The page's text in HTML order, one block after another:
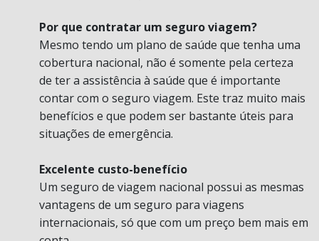
Por que contratar um seguro viagem?
Mesmo tendo um plano de saúde que tenha uma
cobertura nacional, não é somente pela certeza
de ter a assistência à saúde que é importante
contar com o seguro viagem. Este traz muito mais
benefícios e que podem ser bastante úteis para
situações de emergência.
Excelente custo-benefício
Um seguro de viagem nacional possui as mesmas
vantagens de um seguro para viagens
internacionais, só que com um preço bem mais em